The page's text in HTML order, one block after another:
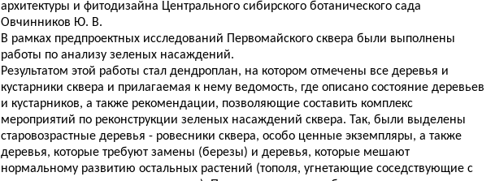
архитектуры и фитодизайна Центрального сибирского ботанического сада
Овчинников Ю. В.
В рамках предпроектных исследований Первомайского сквера были выполнены
работы по анализу зеленых насаждений.
Результатом этой работы стал дендроплан, на котором отмечены все деревья и
кустарники сквера и прилагаемая к нему ведомость, где описано состояние деревьев
и кустарников, а также рекомендации, позволяющие составить комплекс
мероприятий по реконструкции зеленых насаждений сквера. Так, были выделены
старовозрастные деревья - ровесники сквера, особо ценные экземпляры, а также
деревья, которые требуют замены (березы) и деревья, которые мешают
нормальному развитию остальных растений (тополя, угнетающие соседствующие с